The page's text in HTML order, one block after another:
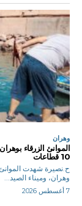
وهران
الموانئ الزرقاء
10 قطاعات
ح.نصيرة شهدت
وهران، وميناء الصيد...
7 أغسطس 2026